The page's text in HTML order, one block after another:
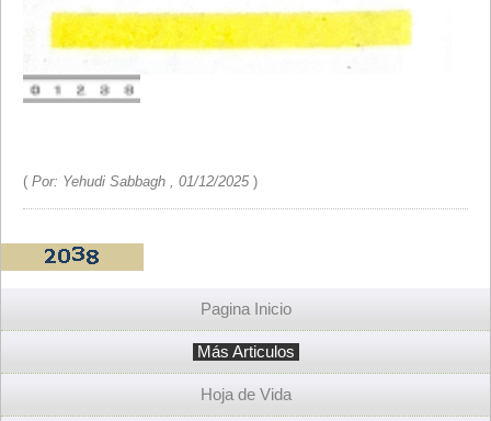
( Por: Yehudi Sabbagh , 01/12/2025 )
Pagina Inicio
Más Articulos
Hoja de Vida